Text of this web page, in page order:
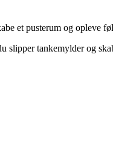
et pusterum og opleve
slipper tankemylder og